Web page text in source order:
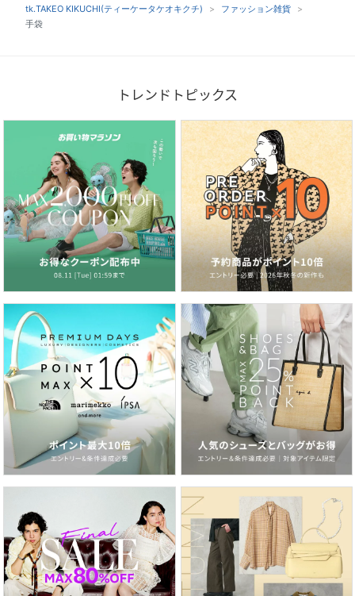
tk.TAKEO KIKUCHI(ティーケータケオキクチ)
ファッション雑貨
手袋
トレンドトピックス